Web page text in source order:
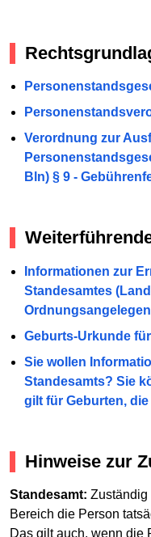
Verordnung zur
Bln) § 9 -
Informationen zur
Standesamtes
Geburts-Urkunde
Sie wollen
Standesamts? Sie
gilt für Geburten,
Hinweise zur
Standesamt: Zuständig
Bereich die Person
Das gilt auch, wenn die